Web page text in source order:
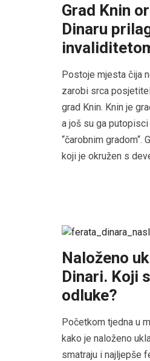
Grad Knin
Dinaru
Postoje mjesta čija
zarobi srca
grad Knin. Knin je
a još su ga
“čarobnim gradom“.
koji je okružen s
Naloženo
Dinari. Koji
odluke?
Početkom tjedna u
kako je naloženo
smatraju i najljepše